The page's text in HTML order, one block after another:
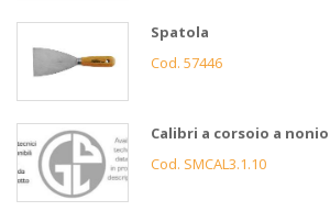
Spatola
Cod. 57446
Calibri a corsoio a nonio
Cod. SMCAL3.1.10